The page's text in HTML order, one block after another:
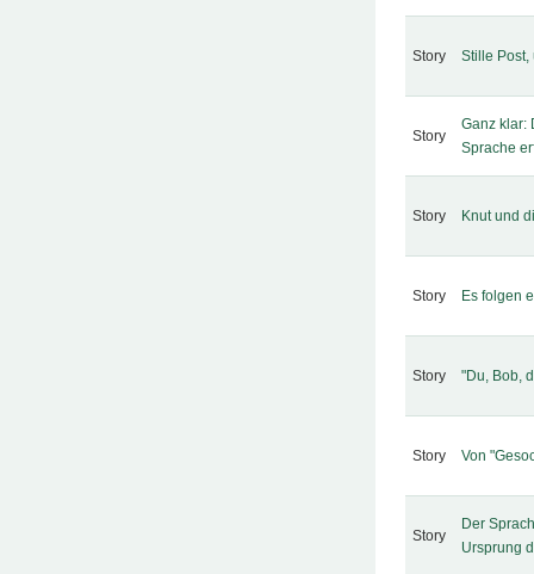
Story Stille
Story
Ganz klar:
Sprache
Story Knut und
Story Es folgen
Story "Du, Bob,
Story Von
Story
Der
Ursprung